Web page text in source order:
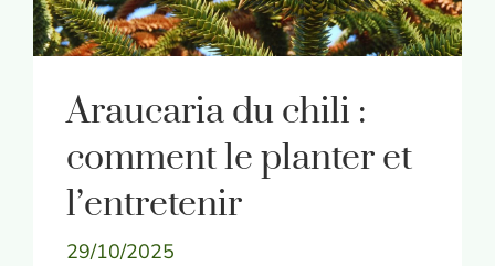
Araucaria du chili :
comment le planter et
l’entretenir
29/10/2025